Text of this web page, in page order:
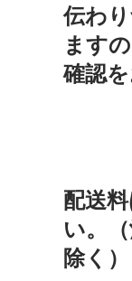
伝わ
ます
確認
配送
い。
除く）